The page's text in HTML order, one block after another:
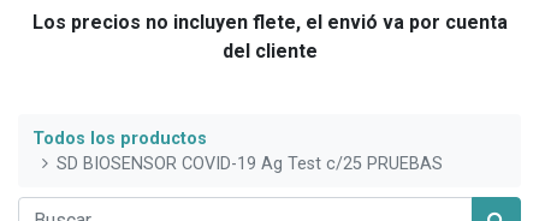
Los precios no incluyen flete, el envió va por cuenta
del cliente
Todos los productos
SD BIOSENSOR COVID-19 Ag Test c/25 PRUEBAS